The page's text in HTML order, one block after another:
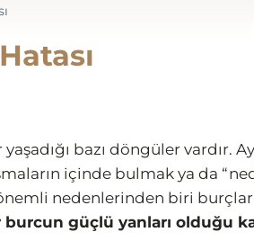
bazı döngüler vardır.
içinde bulmak ya da
nedenlerinden biri
burcun güçlü yanları olduğu